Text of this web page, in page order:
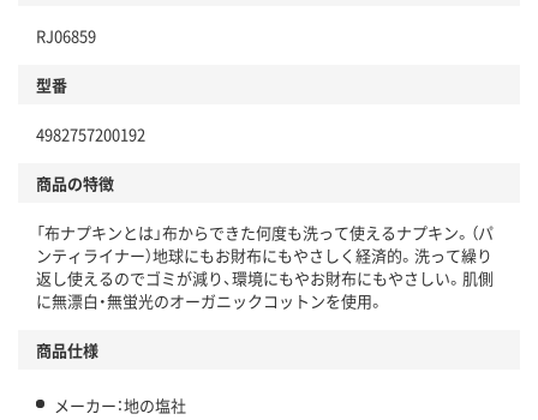
RJ06859
型番
4982757200192
商品の特徴
「布ナプキンとは」布からできた何度も洗って使えるナプキン。（パ
ンティライナー）地球にもお財布にもやさしく経済的。洗って繰り
返し使えるのでゴミが減り、環境にもやお財布にもやさしい。肌側
に無漂白・無蛍光のオーガニックコットンを使用。
商品仕様
メーカー：地の塩社